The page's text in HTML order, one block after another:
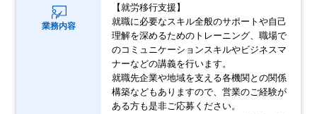
業務内容
【就労移行支援】
就職に必要なスキル全般のサポートや自己
理解を深めるためのトレーニング、職場で
のコミュニケーションスキルやビジネスマ
ナーなどの講義を行います。
就職先企業や地域を支える各機関との関係
構築などもありますので、営業のご経験が
ある方も是非ご応募ください。